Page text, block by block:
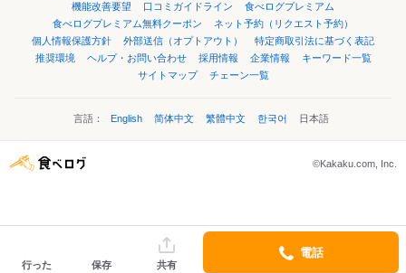
機能改善要望
口コミガイドライン
食べログプレミアム
食べログプレミアム無料クーポン
ネット予約（リクエスト予約）
個人情報保護方針
外部送信（オプトアウト）
特定商取引法に基づく表記
推奨環境
ヘルプ・お問い合わせ 採用情報 企業情報
キーワード一覧
サイトマップ
チェーン一覧
言語： English 简体中文 繁體中文 한국어 日本語
©Kakaku.com, Inc.
行った 保存 共有
電話